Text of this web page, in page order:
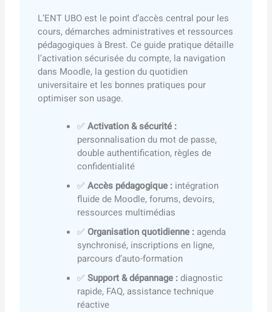
L’ENT UBO est le point d’accès central pour les
cours, démarches administratives et ressources
pédagogiques à Brest. Ce guide pratique détaille
l’activation sécurisée du compte, la navigation
dans Moodle, la gestion du quotidien
universitaire et les bonnes pratiques pour
optimiser son usage.
✅Activation & sécurité :
personnalisation du mot de passe,
double authentification, règles de
confidentialité
✅Accès pédagogique : intégration
fluide de Moodle, forums, devoirs,
ressources multimédias
✅Organisation quotidienne : agenda
synchronisé, inscriptions en ligne,
parcours d’auto-formation
✅Support & dépannage :diagnostic
rapide, FAQ, assistance technique
réactive